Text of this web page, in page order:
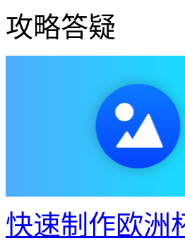
攻略答疑
快速制作欧洲